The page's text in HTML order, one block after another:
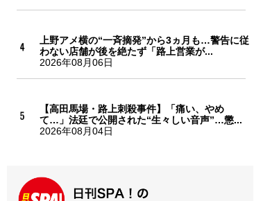
上野アメ横の“一斉摘発”から3ヵ月も…警告に従
わない店舗が後を絶たず「路上営業が...
2026年08月06日
【高田馬場・路上刺殺事件】「痛い、やめ
て…」法廷で公開された“生々しい音声”…懲...
2026年08月04日